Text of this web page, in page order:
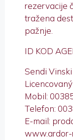
rezervacije
tražena
pažnje.
ID KOD
Sendi Vinski
Mobil:
Telefon:
E-mail:
www.ardor-